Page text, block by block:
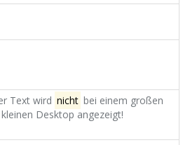
Text wird nicht bei einem großen
Desktop angezeigt!